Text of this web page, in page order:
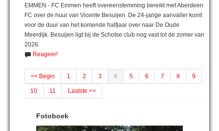
EMMEN - FC Emmen heeft overeenstemming bereikt met Aberdeen
FC over de huur van Vicente Besuijen. De 24-jarige aanvaller komt
voor de duur van het komende halfjaar over naar De Oude
Meerdijk. Besuijen ligt bij de Schotse club nog vast tot de zomer van
2026.
Reageer!
<< Begin 1 2 3 4 5 6 7 8 9
10 11 Laatste >>
Fotoboek